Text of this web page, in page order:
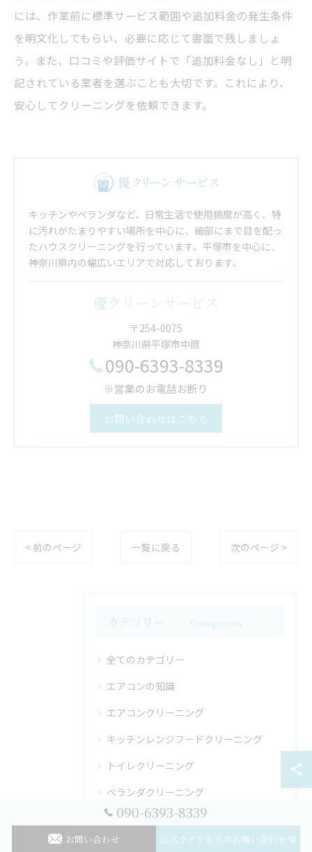
には、作業前に標準サービス範囲や追加料金の発生条件
を明文化してもらい、必要に応じて書面で残しましょ
う。また、口コミや評価サイトで「追加料金なし」と明
記されている業者を選ぶことも大切です。これにより、
安心してクリーニングを依頼できます。
キッチンやベランダなど、日常生活で使用頻度が高く、特
に汚れがたまりやすい場所を中心に、細部にまで目を配っ
たハウスクリーニングを行っています。平塚市を中心に、
神奈川県内の幅広いエリアで対応しております。
優クリーンサービス
〒254-0075
神奈川県平塚市中原
090-6393-8339
※営業のお電話お断り
お問い合わせはこちら
< 前のページ 一覧に戻る 次のページ >
カテゴリー Categories
全てのカテゴリー
エアコンの知識
エアコンクリーニング
キッチンレンジフードクリーニング
トイレクリーニング
ベランダクリーニング
レンジフードクリーニング
洗濯機クリーニング
090-6393-8339
お問い合わせ 公式ラインからのお問い合わせ